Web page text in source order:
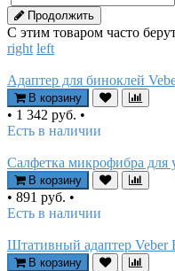
Продолжить
С этим товаром часто
right left
Адаптер для биноклей
В корзину
• 1 342 руб. •
Есть в наличии
Салфетка микрофибра для
В корзину
• 891 руб. •
Есть в наличии
Штативный адаптер Veber
В корзину